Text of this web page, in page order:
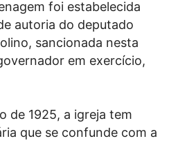
foi estabelecida
autoria do deputado
sancionada nesta
em exercício,
de 1925, a igreja tem
que se confunde com a